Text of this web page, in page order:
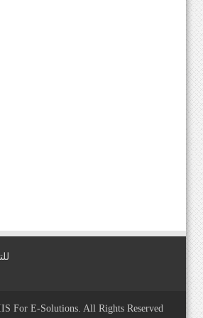
For E-Solutions. All Rights Reserved